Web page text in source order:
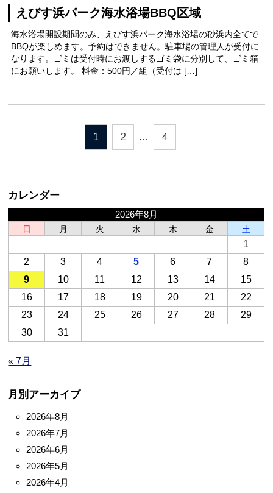
えびす浜パーク海水浴場BBQ区域
海水浴場開設期間のみ、えびす浜パーク海水浴場の砂浜内全てで
BBQが楽しめます。予約はできません。駐車場の管理人が受付に
なります。ゴミは受付時にお渡しするゴミ袋に分別して、ゴミ箱
にお願いします。 料金：500円／組（受付は […]
1 2 … 4
カレンダー
2026年8月
日
月 火 水 木 金 土
1
2
3 4 5 6 7
8
9
10 11 12 13 14
15
16
17 18 19 20 21
22
23
24 25 26 27 28
29
30
31
« 7月
月別アーカイブ
2026年8月
2026年7月
2026年6月
2026年5月
2026年4月